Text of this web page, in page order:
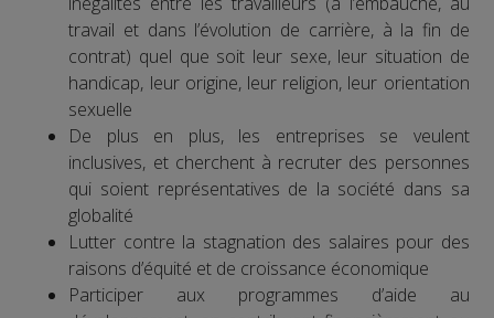
travail et dans l’évolution de carrière, à la fin de
contrat) quel que soit leur sexe, leur situation de
handicap, leur origine, leur religion, leur orientation
sexuelle
De plus en plus, les entreprises se veulent
inclusives, et cherchent à recruter des personnes
qui soient représentatives de la société dans sa
globalité
Lutter contre la stagnation des salaires pour des
raisons d’équité et de croissance économique
Participer aux programmes d’aide au